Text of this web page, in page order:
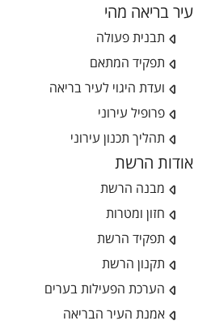
עיר בריאה מהי
תבנית פעולה
תפקיד המתאם
ועדת היגוי לעיר בריאה
פרופיל עירוני
תהליך תכנון עירוני
אודות הרשת
מבנה הרשת
חזון ומטרות
תפקיד הרשת
תקנון הרשת
הערכת הפעילות בערים
אמנת העיר הבריאה